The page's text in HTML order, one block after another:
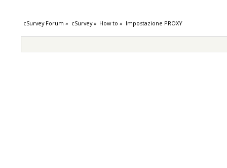
cSurvey Forum » cSurvey» How to » Impostazione PROXY